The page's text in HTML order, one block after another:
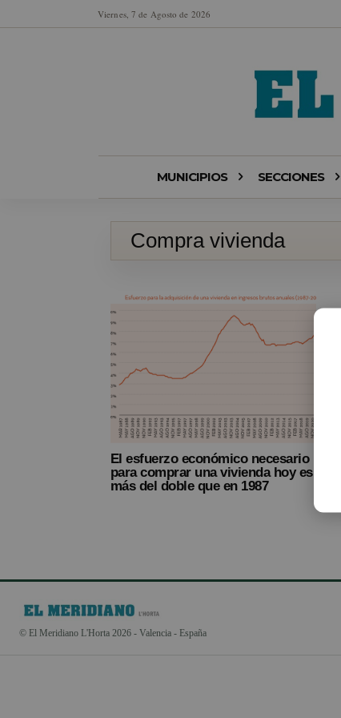
Viernes, 7 de Agosto de 2026
MUNICIPIOS SECCIONES
Compra vivienda
El esfuerzo económico necesario
para comprar una vivienda hoy es
más del doble que en 1987
© El Meridiano L'Horta 2026 - Valencia - España